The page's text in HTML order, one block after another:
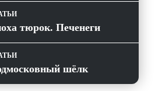
тюрок. Печенеги
шёлк